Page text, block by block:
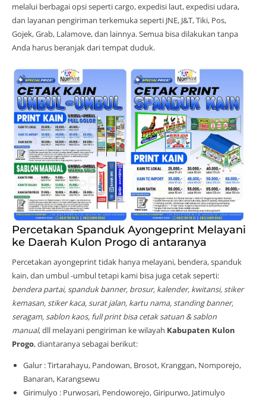
melalui berbagai opsi seperti cargo, expedisi laut, expedisi udara,
dan layanan pengiriman terkemuka seperti JNE, J&T, Tiki, Pos,
Gojek, Grab, Lalamove, dan lainnya. Semua bisa dilakukan tanpa
Anda harus beranjak dari tempat duduk.
Percetakan Spanduk Ayongeprint Melayani
ke Daerah Kulon Progo di antaranya
Percetakan ayongeprint tidak hanya melayani, bendera, spanduk
kain, dan umbul -umbul tetapi kami bisa juga cetak seperti:
bendera partai, spanduk banner, brosur, kalender, kwitansi, stiker
kemasan, stiker kaca, surat jalan, kartu nama, standing banner,
seragam, sablon kaos, full print bisa cetak satuan & sablon
manual, dll melayani pengiriman ke wilayah Kabupaten Kulon
Progo, diantaranya sebagai berikut:
Galur : Tirtarahayu, Pandowan, Brosot, Kranggan, Nomporejo,
Banaran, Karangsewu
Girimulyo : Purwosari, Pendoworejo, Giripurwo, Jatimulyo